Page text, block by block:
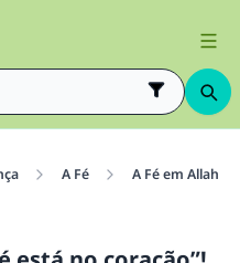
A Fé A Fé em Allah